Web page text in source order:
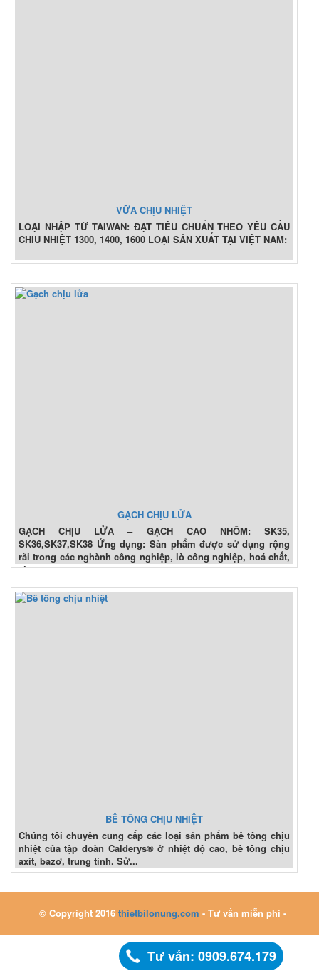
VỮA CHỊU NHIỆT
LOẠI NHẬP TỪ TAIWAN: ĐẠT TIÊU CHUẨN THEO YÊU CẦU
CHIU NHIỆT 1300, 1400, 1600 LOẠI SẢN XUẤT TẠI VIỆT NAM:
GẠCH CHỊU LỬA
GẠCH CHỊU LỬA – GẠCH CAO NHÔM: SK35,
SK36,SK37,SK38 Ứng dụng: Sản phẩm được sử dụng rộng
rãi trong các nghành công nghiệp, lò công nghiệp, hoá chất,
xi...
BÊ TÔNG CHỊU NHIỆT
Chúng tôi chuyên cung cấp các loại sản phẩm bê tông chịu
nhiệt của tập đoàn Calderys® ở nhiệt độ cao, bê tông chịu
axit, bazơ, trung tính. Sử...
© Copyright 2016 thietbilonung.com - Tư vấn miễn phí -
0909.674.179 - 0363.036.179Tư vấn: 0909.674.179